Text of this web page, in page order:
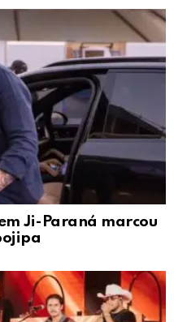
Ji-Paraná marcou